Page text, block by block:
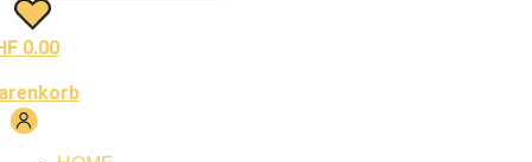
0.00